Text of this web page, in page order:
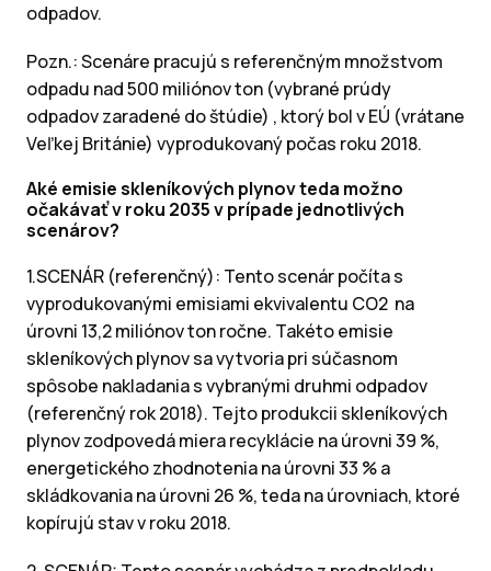
odpadov.
Pozn.: Scenáre pracujú s referenčným množstvom
odpadu nad 500 miliónov ton (vybrané prúdy
odpadov zaradené do štúdie) , ktorý bol v EÚ (vrátane
Veľkej Británie) vyprodukovaný počas roku 2018.
Aké emisie skleníkových plynov teda možno
očakávať v roku 2035 v prípade jednotlivých
scenárov?
1.SCENÁR (referenčný): Tento scenár počíta s
vyprodukovanými emisiami ekvivalentu CO2 na
úrovni 13,2 miliónov ton ročne. Takéto emisie
skleníkových plynov sa vytvoria pri súčasnom
spôsobe nakladania s vybranými druhmi odpadov
(referenčný rok 2018). Tejto produkcii skleníkových
plynov zodpovedá miera recyklácie na úrovni 39 %,
energetického zhodnotenia na úrovni 33 % a
skládkovania na úrovni 26 %, teda na úrovniach, ktoré
kopírujú stav v roku 2018.